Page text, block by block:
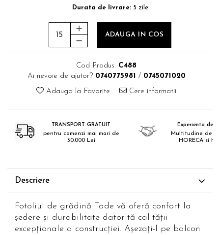
Durata de livrare:5 zile
ADAUGA IN COS
Cod Produs: C488
Ai nevoie de ajutor? 0740775981 / 0745071020
Adauga la Favorite Cere informatii
TRANSPORT GRATUIT
pentru comenzi mai mari de
30.000 Lei
Experienta de
Multitudine de
HORECA si
Descriere
Fotoliul de grădină Tade vă oferă confort la
ședere și durabilitate datorită calității
excepționale a construcției. Așezați-l pe balcon